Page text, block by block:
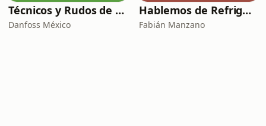
Técnicos y Rudos de la Refrigeración
Danfoss México
Hablemos de Refrigeración con Quimobásicos
Fabián Manzano